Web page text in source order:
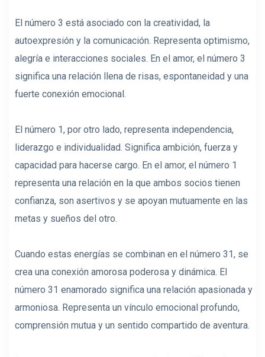
El número 3 está asociado con la creatividad, la
autoexpresión y la comunicación. Representa optimismo,
alegría e interacciones sociales. En el amor, el número 3
significa una relación llena de risas, espontaneidad y una
fuerte conexión emocional.
El número 1, por otro lado, representa independencia,
liderazgo e individualidad. Significa ambición, fuerza y ​​
capacidad para hacerse cargo. En el amor, el número 1
representa una relación en la que ambos socios tienen
confianza, son asertivos y se apoyan mutuamente en las
metas y sueños del otro.
Cuando estas energías se combinan en el número 31, se
crea una conexión amorosa poderosa y dinámica. El
número 31 enamorado significa una relación apasionada y
armoniosa. Representa un vínculo emocional profundo,
comprensión mutua y un sentido compartido de aventura.